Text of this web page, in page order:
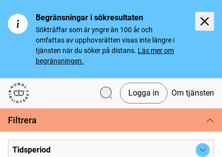
Begränsningar i sökresultaten
Sökträffar som är yngre än 100 år och
omfattas av upphovsrätten visas inte längre i
tjänsten när du söker på distans. Läs mer om
begränsningen.
Svenska tidningar
Logga in Om tjänsten
Filtrera
Tidsperiod